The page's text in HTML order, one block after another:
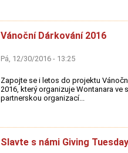
Vánoční Dárkování 2016
Pá, 12/30/2016 - 13:25
Zapojte se i letos do projektu
2016, který organizuje Wontanara ve
partnerskou organizací...
Slavte s námi Giving